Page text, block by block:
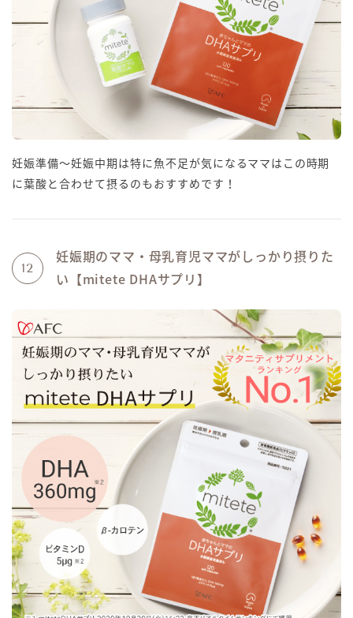
妊娠準備〜妊娠中期は特に魚不足が気になるママはこの時期
に葉酸と合わせて摂るのもおすすめです！
12
妊娠期のママ・母乳育児ママがしっかり摂りた
い【mitete DHAサプリ】